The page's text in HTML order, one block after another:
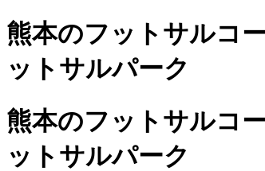
熊本のフットサルコ
ットサルパーク
熊本のフットサルコ
ットサルパーク